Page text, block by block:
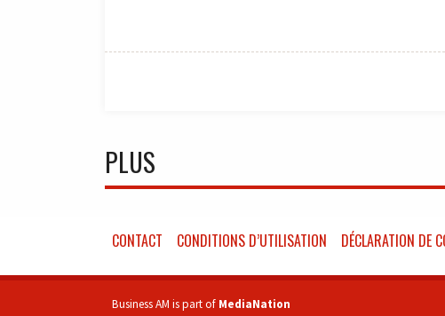
PLUS
CONTACT CONDITIONS D’UTILISATION DÉCLARATION DE
Business AM is part of MediaNation